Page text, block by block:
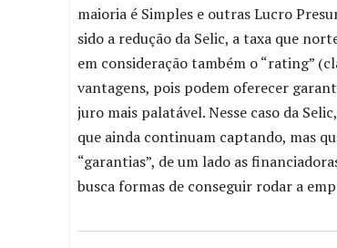
maioria é Simples e outras Lucro
sido a redução da Selic, a taxa que
em consideração também o “rating”
vantagens, pois podem oferecer
juro mais palatável. Nesse caso da
que ainda continuam captando, mas
“garantias”, de um lado as
busca formas de conseguir rodar a